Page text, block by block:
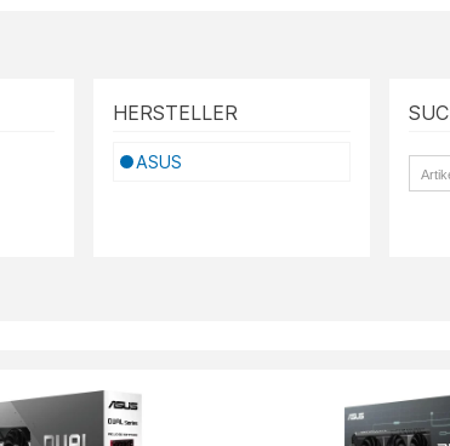
HERSTELLER
ASUS